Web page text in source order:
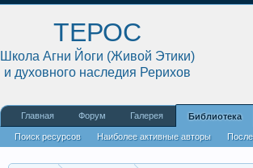
ТЕРОС
Школа Агни Йоги (Живой Этики)
и духовного наследия Рерихов
Главная Форум Галерея Библиотека
Поиск ресурсов Наиболее активные авторы